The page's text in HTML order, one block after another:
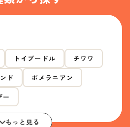
トイプードル チワワ
ド ポメラニアン
ー
もっと見る